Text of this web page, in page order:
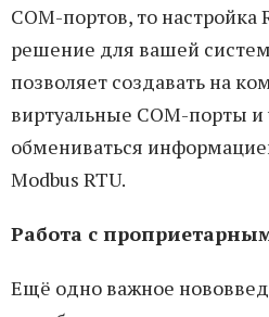
COM-портов, то настройка
решение для вашей
позволяет создавать на
виртуальные СОМ-порты и
обмениваться
Modbus RTU.
Работа с
Ещё одно важное